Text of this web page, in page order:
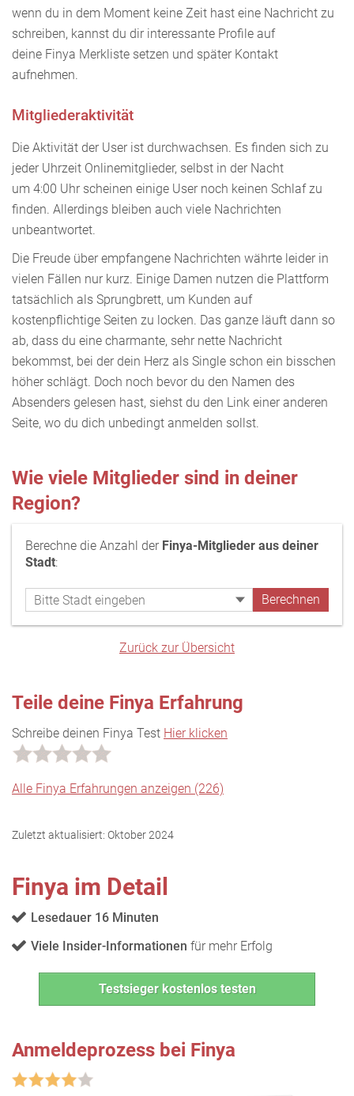
wenn du in dem Moment keine Zeit hast eine Nachricht zu
schreiben, kannst du dir interessante Profile auf
deine Finya Merkliste setzen und später Kontakt
aufnehmen.
Mitgliederaktivität
Die Aktivität der User ist durchwachsen. Es finden sich zu
jeder Uhrzeit Onlinemitglieder, selbst in der Nacht
um 4:00 Uhr scheinen einige User noch keinen Schlaf zu
finden. Allerdings bleiben auch viele Nachrichten
unbeantwortet.
Die Freude über empfangene Nachrichten währte leider in
vielen Fällen nur kurz. Einige Damen nutzen die Plattform
tatsächlich als Sprungbrett, um Kunden auf
kostenpflichtige Seiten zu locken. Das ganze läuft dann so
ab, dass du eine charmante, sehr nette Nachricht
bekommst, bei der dein Herz als Single schon ein bisschen
höher schlägt. Doch noch bevor du den Namen des
Absenders gelesen hast, siehst du den Link einer anderen
Seite, wo du dich unbedingt anmelden sollst.
Wie viele Mitglieder sind in deiner
Region?
Berechne die Anzahl der Finya-Mitglieder aus deiner
Stadt:
Zurück zur Übersicht
Teile deine Finya Erfahrung
Schreibe deinen Finya Test Hier klicken
Alle Finya Erfahrungen anzeigen (226)
Zuletzt aktualisiert: Oktober 2024
Finya im Detail
Lesedauer 16 Minuten
Viele Insider-Informationen für mehr Erfolg
Testsieger kostenlos testen
Anmeldeprozess bei Finya